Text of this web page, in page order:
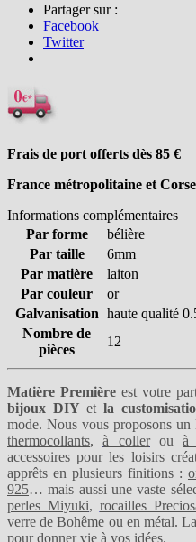
Partager sur :
Facebook
Twitter
Frais de port offerts dès 85 €
France métropolitaine et
Informations complémentaires
Par forme
bélière
Par taille
6mm
Par matière
laiton
Par couleur
or
Galvanisation haute qualité
Nombre de
pièces
12
Matière Première est votre
bijoux DIY etla
mode. Nous vous proposons un
thermocollants,à collerouà
accessoires pour les loisirs
apprêts en plusieurs finitions :
925… mais aussi une vaste
perles Miyuki, rocailles
verre de Bohême ou en métal.
pour donner vie à vos idées.